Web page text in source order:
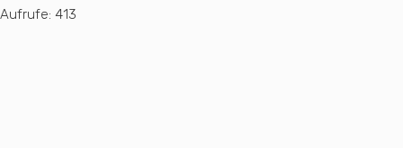
Aufrufe: 413